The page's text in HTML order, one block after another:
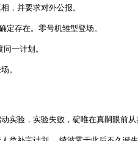
，并要求对外公报。
定存在。零号机雏型登场。
一计划。
。
实验，实验失败，碇唯在真嗣眼前